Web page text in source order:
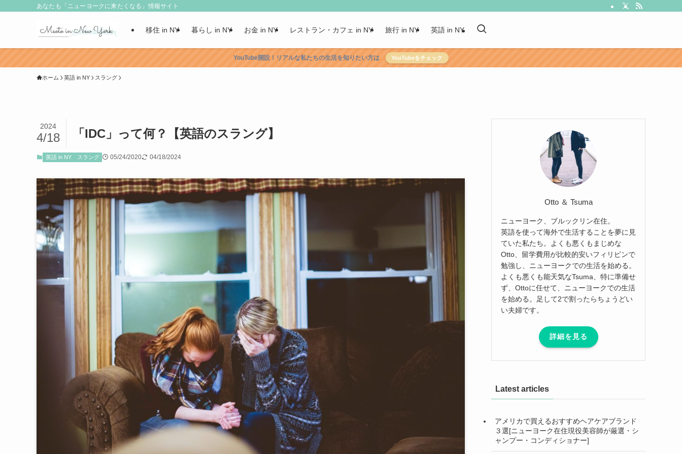
あなたも「ニューヨークに来たくなる」情報サイト
移住 in NY 暮らし in NY お金 in NY レストラン・カフェ in NY 旅行 in NY 英語 in NY
YouTube開設！リアルな私たちの生活を知りたい方は YouTubeをチェック
ホーム 英語 in NY スラング
「IDC」って何？【英語のスラング】
2024
4/18
英語 in NY スラング 05/24/2020 04/18/2024
Otto ＆ Tsuma
ニューヨーク、ブルックリン在住。
英語を使って海外で生活することを夢に見
ていた私たち。よくも悪くもまじめな
Otto、留学費用が比較的安いフィリピンで
勉強し、ニューヨークでの生活を始める。
よくも悪くも能天気なTsuma、特に準備せ
ず、Ottoに任せて、ニューヨークでの生活
を始める。足して2で割ったらちょうどい
い夫婦です。
詳細を見る
Latest articles
アメリカで買えるおすすめヘアケアブランド
３選[ニューヨーク在住現役美容師が厳選・シ
ャンプー・コンディショナー]